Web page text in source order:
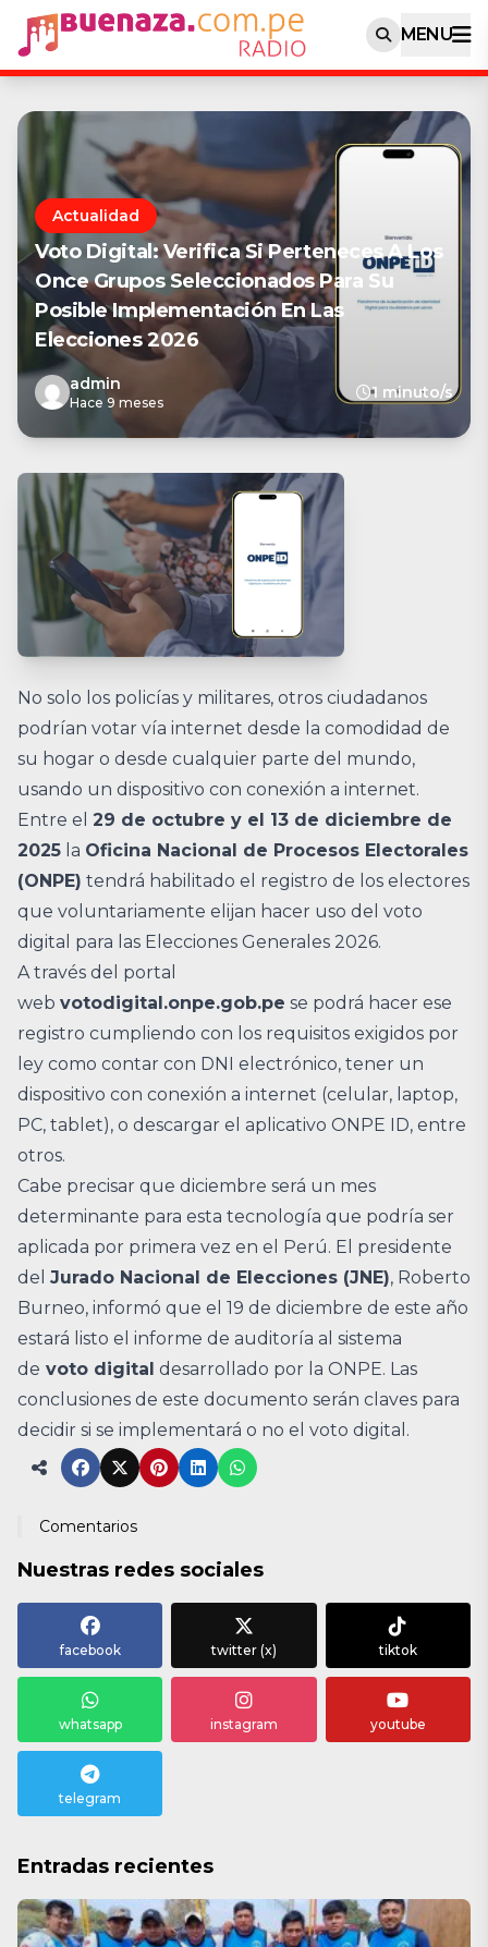
MENU
Actualidad
Voto Digital: Verifica Si Perteneces A Los
Once Grupos Seleccionados Para Su
Posible Implementación En Las
Elecciones 2026
admin
Hace 9 meses
1 minuto/s
No solo los policías y militares, otros ciudadanos
podrían votar vía internet desde la comodidad de
su hogar o desde cualquier parte del mundo,
usando un dispositivo con conexión a internet.
Entre el 29 de octubre y el 13 de diciembre de
2025 la Oficina Nacional de Procesos Electorales
(ONPE) tendrá habilitado el registro de los electores
que voluntariamente elijan hacer uso del voto
digital para las Elecciones Generales 2026.
A través del portal
web votodigital.onpe.gob.pe se podrá hacer ese
registro cumpliendo con los requisitos exigidos por
ley como contar con DNI electrónico, tener un
dispositivo con conexión a internet (celular, laptop,
PC, tablet), o descargar el aplicativo ONPE ID, entre
otros.
Cabe precisar que diciembre será un mes
determinante para esta tecnología que podría ser
aplicada por primera vez en el Perú. El presidente
del Jurado Nacional de Elecciones (JNE), Roberto
Burneo, informó que el 19 de diciembre de este año
estará listo el informe de auditoría al sistema
de voto digital desarrollado por la ONPE. Las
conclusiones de este documento serán claves para
decidir si se implementará o no el voto digital.
Comentarios
Nuestras redes sociales
facebook twitter (x) tiktok
whatsapp instagram youtube
telegram
Entradas recientes